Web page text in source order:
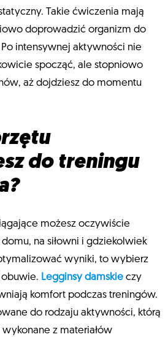
Takie ćwiczenia mają
doprowadzić organizm do
intensywnej aktywności nie
spocząć, ale stopniowo
aż dojdziesz do momentu
do treningu
możesz oczywiście
na siłowni i gdziekolwiek
wyniki, to wybierz
Legginsy damskie czy
komfort podczas treningów.
do rodzaju aktywności, którą
z materiałów